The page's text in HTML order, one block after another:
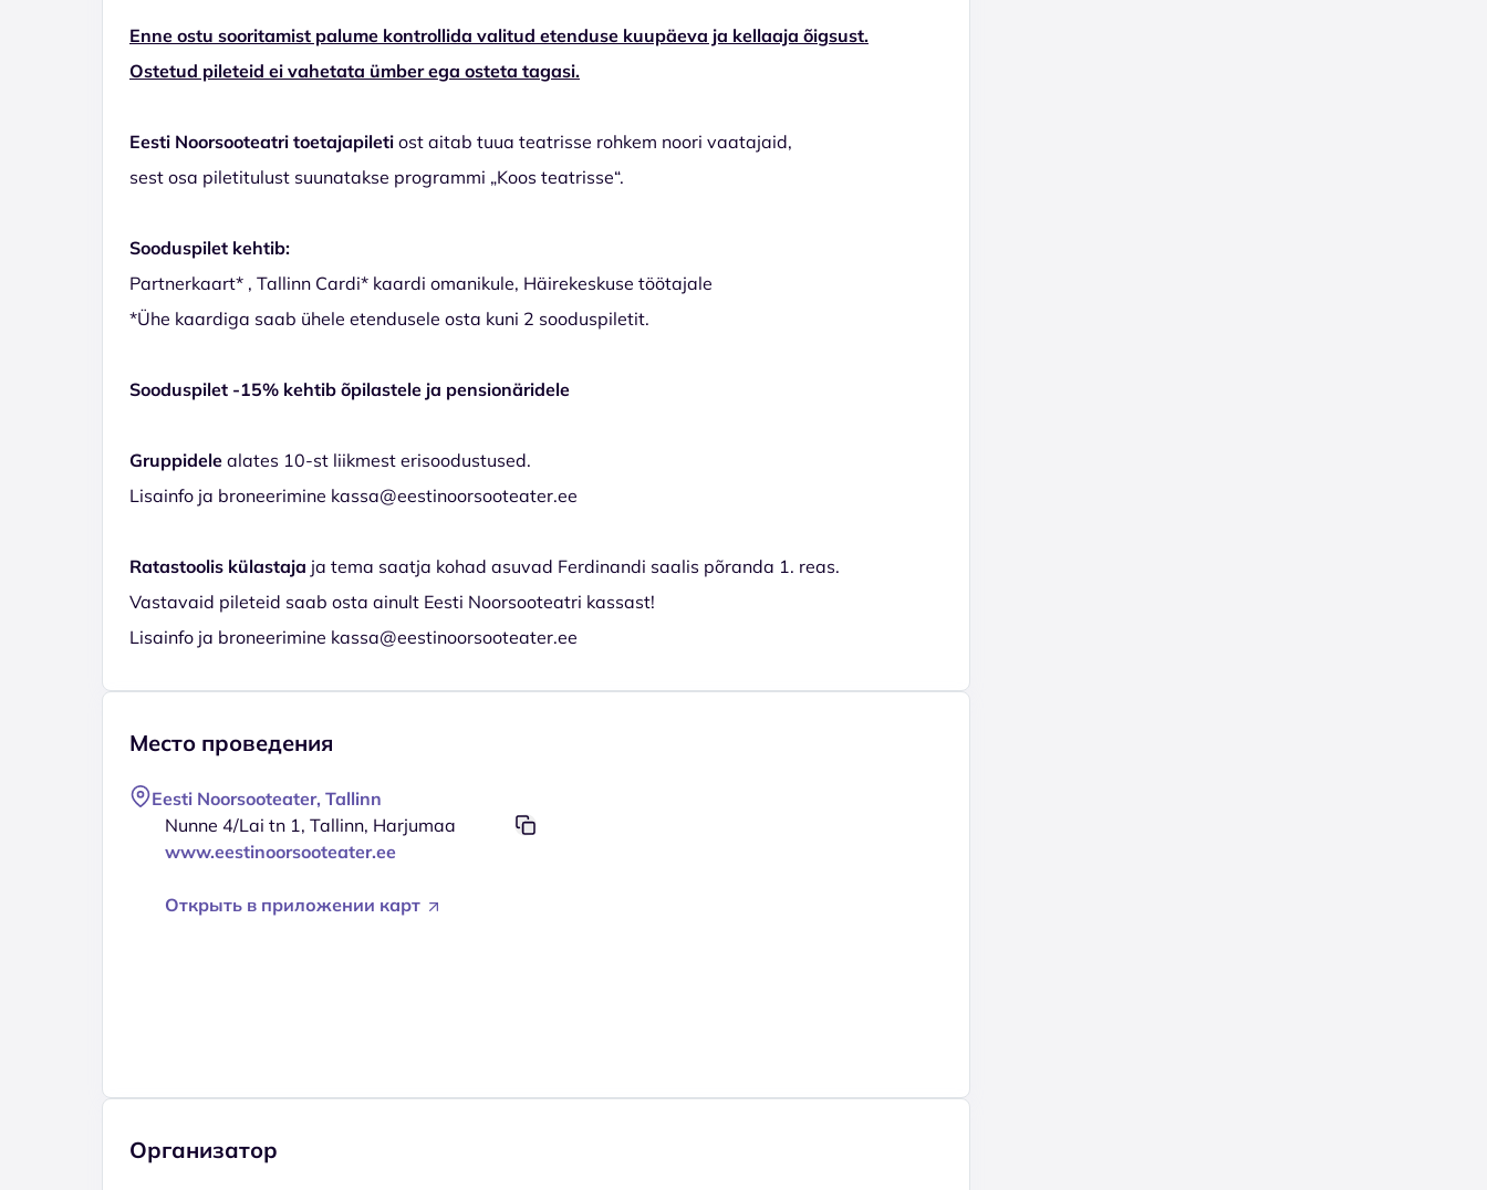
Enne ostu sooritamist palume kontrollida valitud etenduse kuupäeva ja kellaaja õigsust.
Ostetud pileteid ei vahetata ümber ega osteta tagasi.
Eesti Noorsooteatri toetajapileti ost aitab tuua teatrisse rohkem noori vaatajaid,
sest osa piletitulust suunatakse programmi „Koos teatrisse“.
Sooduspilet kehtib:
Partnerkaart* , Tallinn Cardi* kaardi omanikule, Häirekeskuse töötajale
*Ühe kaardiga saab ühele etendusele osta kuni 2 sooduspiletit.
Sooduspilet -15% kehtib õpilastele ja pensionäridele
Gruppidele alates 10-st liikmest erisoodustused.
Lisainfo ja broneerimine kassa@eestinoorsooteater.ee
Ratastoolis külastaja ja tema saatja kohad asuvad Ferdinandi saalis põranda 1. reas.
Vastavaid pileteid saab osta ainult Eesti Noorsooteatri kassast!
Lisainfo ja broneerimine kassa@eestinoorsooteater.ee
Место проведения
Eesti Noorsooteater, Tallinn
Nunne 4/Lai tn 1, Tallinn, Harjumaa
www.eestinoorsooteater.ee
Открыть в приложении карт
Организатор